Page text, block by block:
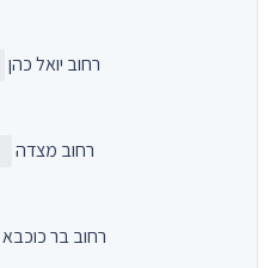
רחוב יואל כהן
רחוב מצדה
רחוב בר כוכבא